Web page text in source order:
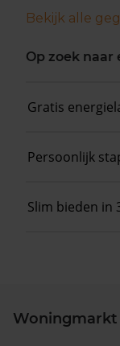
Bekijk alle
Op zoek naar
Gratis
Persoonlijk
Slim bieden in